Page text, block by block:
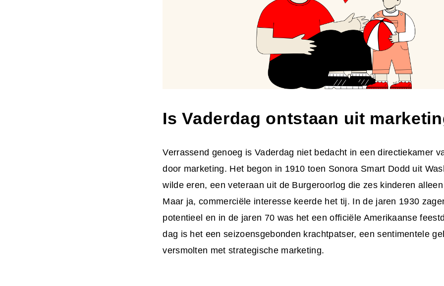
Is Vaderdag ontstaan uit
Verrassend genoeg is Vaderdag niet bedacht in een directiekamer
door marketing. Het begon in 1910 toen Sonora Smart Dodd uit
wilde eren, een veteraan uit de Burgeroorlog die zes kinderen
Maar ja, commerciële interesse keerde het tij. In de jaren 1930
potentieel en in de jaren 70 was het een officiële Amerikaanse
dag is het een seizoensgebonden krachtpatser, een sentimentele
versmolten met strategische marketing.